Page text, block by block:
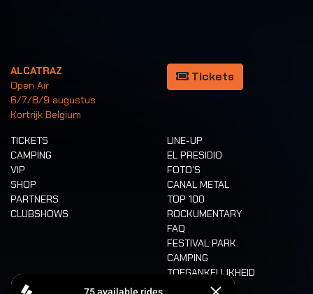
ALCATRAZ
Open Air
6/7/8/9 augustus
Kortrijk Belgium
Tickets
TICKETS
CAMPING
VIP
SHOP
PARTNERS
CLUBSHOWS
LINE-UP
EL PRESIDIO
FOTO'S
CANAL METAL
TOP 100
ROCKUMENTARY
FAQ
FESTIVAL PARK
CAMPING
TOEGANKELIJKHEID
CASHLESS